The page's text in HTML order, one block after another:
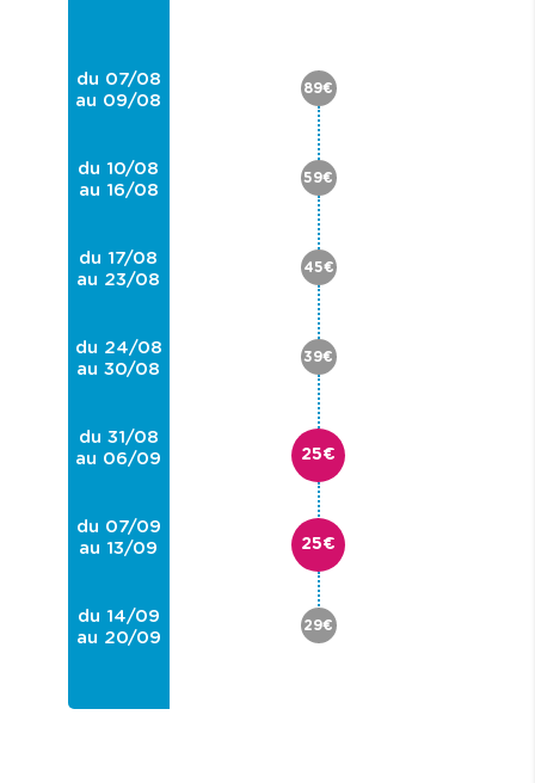
du 07/08
au 09/08
du 10/08
au 16/08
du 17/08
au 23/08
du 24/08
au 30/08
du 31/08
au 06/09
du 07/09
au 13/09
du 14/09
au 20/09
89€
59€
45€
39€
25€
25€
29€